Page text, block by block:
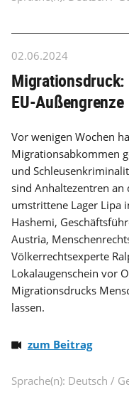
02.06.2024
Migrationsdruck:
EU-Außengrenze
Vor wenigen Wochen
Migrationsabkommen
und
sind Anhaltezentren an
umstrittene Lager Lipa
Hashemi,
Austria,
Völkerrechtsexperte
Lokalaugenschein vor
Migrationsdrucks
lassen.
zum Beitrag
Sprache(n): Deutsch /